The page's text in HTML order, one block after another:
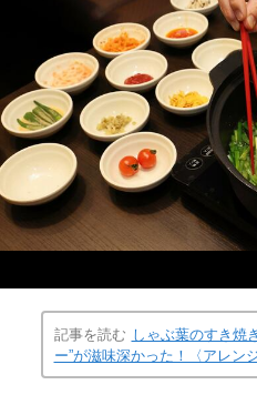
記事を読む しゃぶ葉のすき焼
ー”が滋味深かった！〈アレン